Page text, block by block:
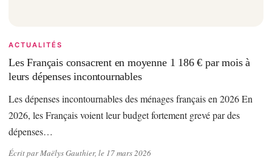
ACTUALITÉS
Les Français consacrent en moyenne 1 186 € par mois à
leurs dépenses incontournables
Les dépenses incontournables des ménages français en 2026 En
2026, les Français voient leur budget fortement grevé par des
dépenses…
Écrit par Maëlys Gauthier, le 17 mars 2026